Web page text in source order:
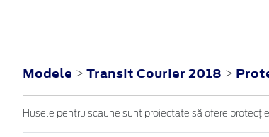
Modele > Transit Courier 2018 >
Husele pentru scaune sunt proiectate să ofere